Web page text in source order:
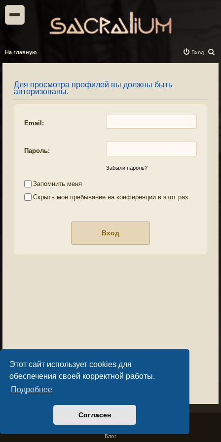
Этот сайт использует cookies для
обеспечения своей корректной работы.
Подробнее
Согласен
На главную
о
Вход
Для просмотра профилей вы должны быть
авторизованы.
Email:
Пароль:
Забыли пароль?
Запомнить меня
Скрыть моё пребывание на конференции в этот раз
Privacy PolicyLicense Agreement
Copyright © Sacralium Games 2023-
Блог